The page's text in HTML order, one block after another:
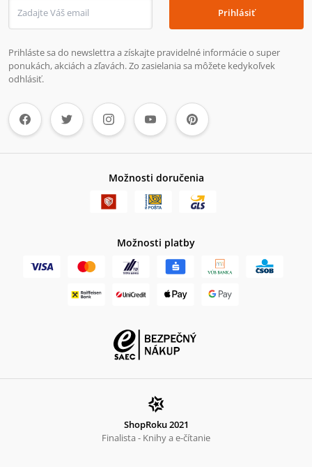
Prihlásiť
Prihláste sa do newslettra a získajte pravidelné informácie o super
ponukách, akciách a zľavách. Zo zasielania sa môžete kedykoľvek
odhlásiť.
Možnosti doručenia
Možnosti platby
ShopRoku 2021
Finalista - Knihy a e-čítanie